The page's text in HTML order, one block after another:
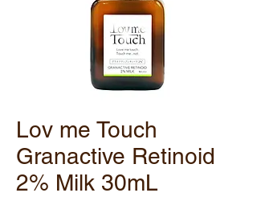
Lov me Touch
Granactive Retinoid
2% Milk 30mL